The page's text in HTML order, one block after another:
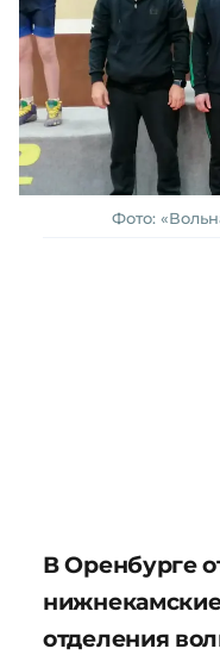
Фото:
В Оренбурге
отделения